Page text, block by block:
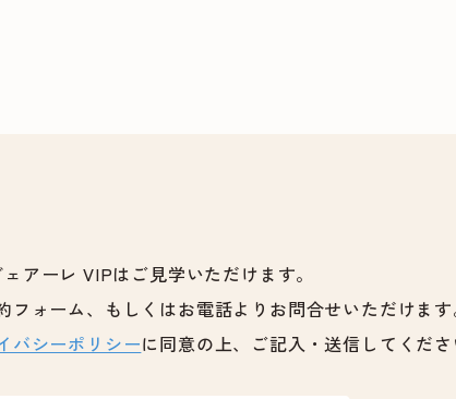
アーレ VIPはご見学いただけます。
フォーム、もしくはお電話よりお問合せいただけます
バシーポリシーに同意の上、ご記入・送信してくださ